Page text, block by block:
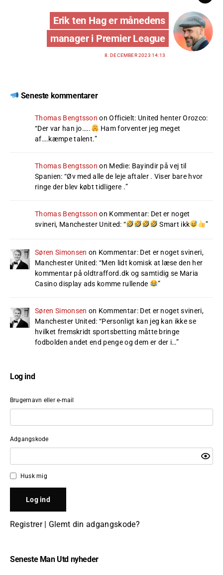
Erik ten Hag er månedens
manager i Premier League
8. DECEMBER 2023 14:13
Seneste kommentarer
Thomas Bengtsson onOfficielt: United henter Orozco:
“Der var han jo…..
Ham forventer jeg meget
af….kæmpe talent.”
Thomas Bengtsson on Medie: Bayindir på vej til
Spanien: “Øv med alle de leje aftaler . Viser bare hvor
ringe der blev købt tidligere .”
Thomas Bengtsson on Kommentar: Det er noget
svineri, Manchester United: “ Smart ikk ”
Søren Simonsen on Kommentar: Det er noget svineri,
Manchester United: “Men lidt komisk at læse den her
kommentar på oldtrafford.dk og samtidig se Maria
Casino display ads komme rullende
”
Søren Simonsen on Kommentar: Det er noget svineri,
Manchester United: “Personligt kan jeg kan ikke se
hvilket fremskridt sportsbetting måtte bringe
fodbolden andet end penge og dem er der i…”
Log ind
Brugernavn eller e-mail
Adgangskode
Husk mig
Registrer| Glemt din adgangskode?
Seneste Man Utd nyheder